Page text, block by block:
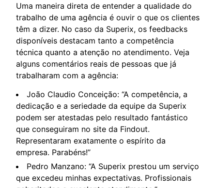
Uma maneira direta de entender a qualidade do
trabalho de uma agência é ouvir o que os clientes
têm a dizer. No caso da Superix, os feedbacks
disponíveis destacam tanto a competência
técnica quanto a atenção no atendimento. Veja
alguns comentários reais de pessoas que já
trabalharam com a agência:
João Claudio Conceição: “A competência, a
dedicação e a seriedade da equipe da Superix
podem ser atestadas pelo resultado fantástico
que conseguiram no site da Findout.
Representaram exatamente o espírito da
empresa. Parabéns!”
Pedro Manzano: “A Superix prestou um serviço
que excedeu minhas expectativas. Profissionais